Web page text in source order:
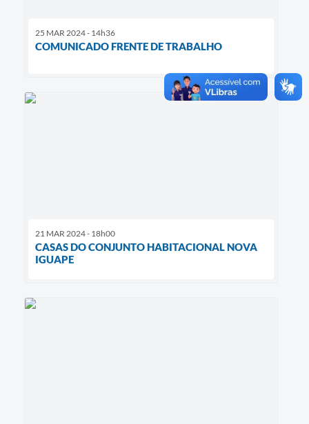
25 MAR 2024 - 14h36
COMUNICADO FRENTE DE TRABALHO
21 MAR 2024 - 18h00
CASAS DO CONJUNTO HABITACIONAL NOVA
IGUAPE